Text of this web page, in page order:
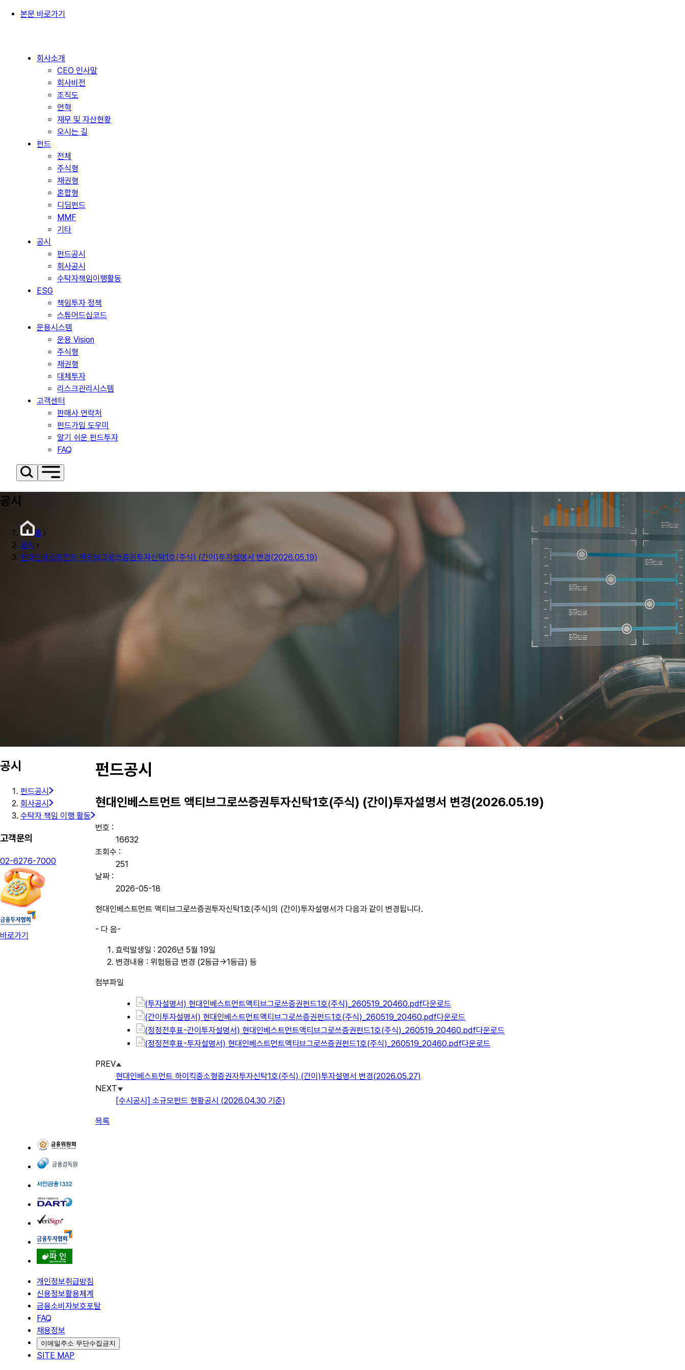
본문 바로가기
회사소개
CEO 인사말
회사비전
조직도
연혁
재무 및 자산현황
오시는 길
펀드
전체
주식형
채권형
혼합형
디딤펀드
MMF
기타
공시
펀드공시
회사공시
수탁자책임이행활동
ESG
책임투자 정책
스튜어드십코드
운용시스템
운용 Vision
주식형
채권형
대체투자
리스크관리시스템
고객센터
판매사 연락처
펀드가입 도우미
알기 쉬운 펀드투자
FAQ
공시
홈
공시
현대인베스트먼트 액티브그로쓰증권투자신탁1호(주식) (간이)투자설명서 변경(2026.05.19)
공시
펀드공시
회사공시
수탁자 책임 이행 활동
고객문의
02-6276-7000
바로가기
펀드공시
현대인베스트먼트 액티브그로쓰증권투자신탁1호(주식) (간이)투자설명서 변경(2026.05.19)
번호 :
16632
조회수 :
251
날짜 :
2026-05-18
현대인베스트먼트 액티브그로쓰증권투자신탁1호(주식)의 (간이)투자설명서가 다음과 같이 변경됩니다.
- 다 음-
효럭발생일 : 2026년 5월 19일
변경내용 : 위험등급 변경 (2등급→1등급) 등
첨부파일
(투자설명서) 현대인베스트먼트액티브그로쓰증권펀드1호(주식)_260519_20460.pdf다운로드
(간이투자설명서) 현대인베스트먼트액티브그로쓰증권펀드1호(주식)_260519_20460.pdf다운로드
(정정전후표-간이투자설명서) 현대인베스트먼트액티브그로쓰증권펀드1호(주식)_260519_20460.pdf다운로드
(정정전후표-투자설명서) 현대인베스트먼트액티브그로쓰증권펀드1호(주식)_260519_20460.pdf다운로드
PREV
현대인베스트먼트 하이킥중소형증권자투자신탁1호(주식) (간이)투자설명서 변경(2026.05.27)
NEXT
[수시공시] 소규모펀드 현황공시 (2026.04.30 기준)
목록
개인정보취급방침
신용정보활용체계
금융소비자보호포탈
FAQ
채용정보
이메일주소 무단수집금지
SITE MAP